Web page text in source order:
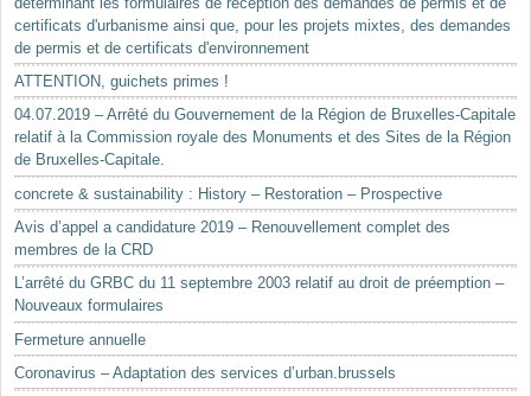
certificats d'urbanisme ainsi que, pour les projets mixtes, des demandes
de permis et de certificats d'environnement
ATTENTION, guichets primes !
04.07.2019 – Arrêté du Gouvernement de la Région de Bruxelles-Capitale
relatif à la Commission royale des Monuments et des Sites de la Région
de Bruxelles-Capitale.
concrete & sustainability : History – Restoration – Prospective
Avis d’appel a candidature 2019 – Renouvellement complet des
membres de la CRD
L’arrêté du GRBC du 11 septembre 2003 relatif au droit de préemption –
Nouveaux formulaires
Fermeture annuelle
Coronavirus – Adaptation des services d’urban.brussels